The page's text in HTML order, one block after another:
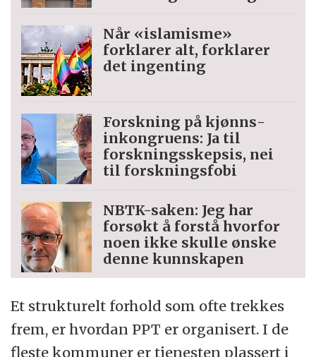
Når «islamisme»
forklarer alt, forklarer
det ingenting
Forskning på kjønns­
inkongruens: Ja til
forskningsskepsis, nei
til forskningsfobi
NBTK-saken: Jeg har
forsøkt å forstå hvorfor
noen ikke skulle ønske
denne kunnskapen
Et strukturelt forhold som ofte trekkes
frem, er hvordan PPT er organisert. I de
fleste kommuner er tjenesten plassert i